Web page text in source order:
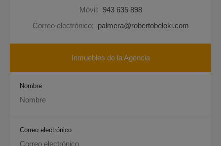
Móvil: 943 635 898
Correo electrónico: palmera@robertobeloki.com
Inmuebles de la Agencia
Nombre
Correo electrónico